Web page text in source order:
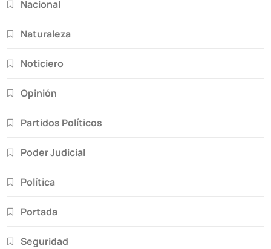
Nacional
Naturaleza
Noticiero
Opinión
Partidos Políticos
Poder Judicial
Política
Portada
Seguridad